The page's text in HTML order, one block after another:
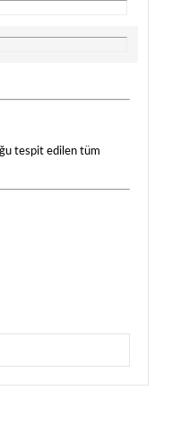
tespit edilen tüm